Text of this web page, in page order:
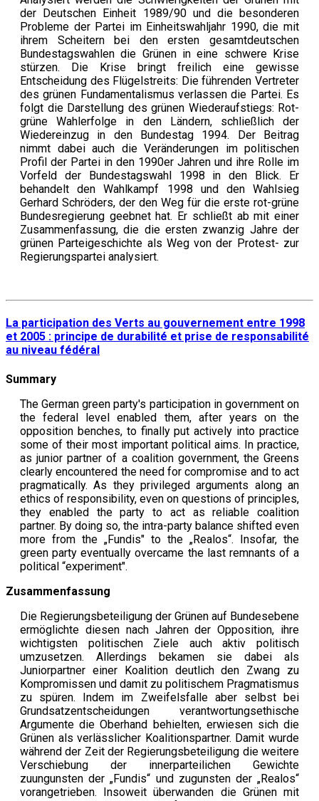
der Deutschen Einheit 1989/90 und die besonderen
Probleme der Partei im Einheitswahljahr 1990, die mit
ihrem Scheitern bei den ersten gesamtdeutschen
Bundestagswahlen die Grünen in eine schwere Krise
stürzen. Die Krise bringt freilich eine gewisse
Entscheidung des Flügelstreits: Die führenden Vertreter
des grünen Fundamentalismus verlassen die Partei. Es
folgt die Darstellung des grünen Wiederaufstiegs: Rot-
grüne Wahlerfolge in den Ländern, schließlich der
Wiedereinzug in den Bundestag 1994. Der Beitrag
nimmt dabei auch die Veränderungen im politischen
Profil der Partei in den 1990er Jahren und ihre Rolle im
Vorfeld der Bundestagswahl 1998 in den Blick. Er
behandelt den Wahlkampf 1998 und den Wahlsieg
Gerhard Schröders, der den Weg für die erste rot-grüne
Bundesregierung geebnet hat. Er schließt ab mit einer
Zusammenfassung, die die ersten zwanzig Jahre der
grünen Parteigeschichte als Weg von der Protest- zur
Regierungspartei analysiert.
La participation des Verts au gouvernement entre 1998
et 2005 : principe de durabilité et prise de responsabilité
au niveau fédéral
Summary
The German green party's participation in government on
the federal level enabled them, after years on the
opposition benches, to finally put actively into practice
some of their most important political aims. In practice,
as junior partner of a coalition government, the Greens
clearly encountered the need for compromise and to act
pragmatically. As they privileged arguments along an
ethics of responsibility, even on questions of principles,
they enabled the party to act as reliable coalition
partner. By doing so, the intra-party balance shifted even
more from the „Fundis" to the „Realos“. Insofar, the
green party eventually overcame the last remnants of a
political “experiment".
Zusammenfassung
Die Regierungsbeteiligung der Grünen auf Bundesebene
ermöglichte diesen nach Jahren der Opposition, ihre
wichtigsten politischen Ziele auch aktiv politisch
umzusetzen. Allerdings bekamen sie dabei als
Juniorpartner einer Koalition deutlich den Zwang zu
Kompromissen und damit zu politischem Pragmatismus
zu spüren. Indem im Zweifelsfalle aber selbst bei
Grundsatzentscheidungen verantwortungsethische
Argumente die Oberhand behielten, erwiesen sich die
Grünen als verlässlicher Koalitionspartner. Damit wurde
während der Zeit der Regierungsbeteiligung die weitere
Verschiebung der innerparteilichen Gewichte
zuungunsten der „Fundis“ und zugunsten der „Realos“
vorangetrieben. Insoweit überwanden die Grünen mit